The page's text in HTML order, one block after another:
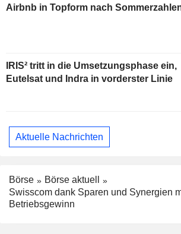
Airbnb in Topform nach
IRIS² tritt in die Umsetzungsphase ein,
Eutelsat und Indra in vorderster Linie
Aktuelle Nachrichten
Börse
Börse aktuell
Swisscom dank Sparen und Synergien
Betriebsgewinn